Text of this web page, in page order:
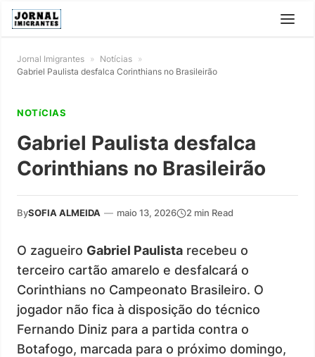
Jornal Imigrantes » Notícias »
Gabriel Paulista desfalca Corinthians no Brasileirão
NOTíCIAS
Gabriel Paulista desfalca
Corinthians no Brasileirão
BySOFIA ALMEIDA — maio 13, 2026 2 min Read
O zagueiro Gabriel Paulista recebeu o
terceiro cartão amarelo e desfalcará o
Corinthians no Campeonato Brasileiro. O
jogador não fica à disposição do técnico
Fernando Diniz para a partida contra o
Botafogo, marcada para o próximo domingo,